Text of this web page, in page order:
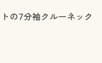
の7分袖クルーネック